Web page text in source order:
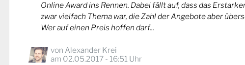
Online Award ins Rennen. Dabei fällt auf, dass das
zwar vielfach Thema war, die Zahl der Angebote aber
Wer auf einen Preis hoffen darf...
von Alexander Krei
am 02.05.2017 - 16:51 Uhr